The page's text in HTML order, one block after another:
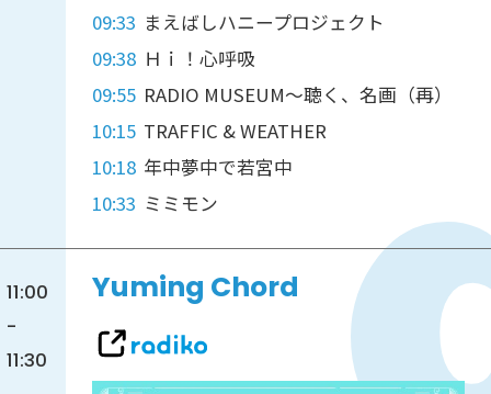
09:33 まえばしハニープロジェクト
09:38 Ｈｉ！心呼吸
09:55 RADIO MUSEUM～聴く、名画（再）
10:15 TRAFFIC & WEATHER
10:18 年中夢中で若宮中
10:33 ミミモン
11:00
-
11:30
Yuming Chord